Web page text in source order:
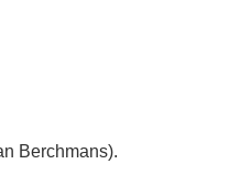
Berchmans).